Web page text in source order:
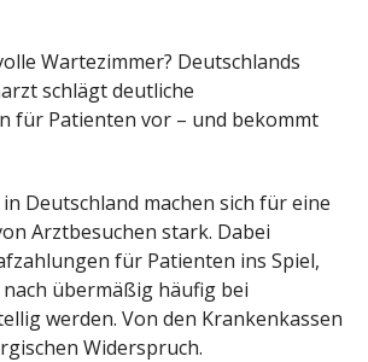
Wartezimmer? Deutschlands
schlägt deutliche
für Patienten vor – und bekommt
Deutschland machen sich für eine
Arztbesuchen stark. Dabei
für Patienten ins Spiel,
übermäßig häufig bei
werden. Von den Krankenkassen
Widerspruch.